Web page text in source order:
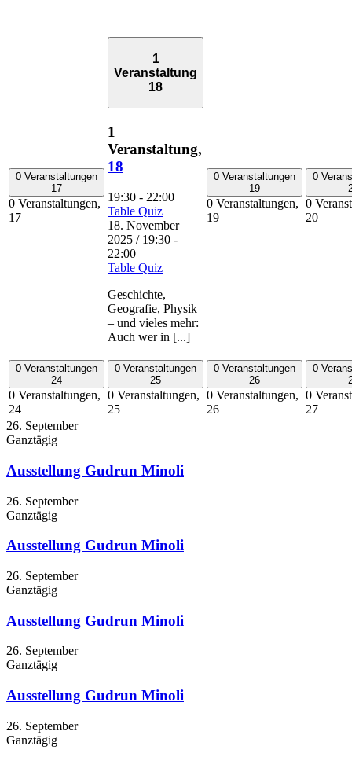
0 Veranstaltungen
17
0 Veranstaltungen,
17
1
Veranstaltung
18
1
Veranstaltung,
18
19:30 - 22:00
Table Quiz
18. November
2025 / 19:30 -
22:00
Table Quiz
Geschichte,
Geografie, Physik
– und vieles mehr:
Auch wer in [...]
0 Veranstaltungen
19
0 Veranstaltungen,
19
0
0
20
0 Veranstaltungen
24
0 Veranstaltungen,
24
0 Veranstaltungen
25
0 Veranstaltungen,
25
0 Veranstaltungen
26
0 Veranstaltungen,
26
0
0
27
26. September
Ganztägig
Ausstellung Gudrun Minoli
26. September
Ganztägig
Ausstellung Gudrun Minoli
26. September
Ganztägig
Ausstellung Gudrun Minoli
26. September
Ganztägig
Ausstellung Gudrun Minoli
26. September
Ganztägig